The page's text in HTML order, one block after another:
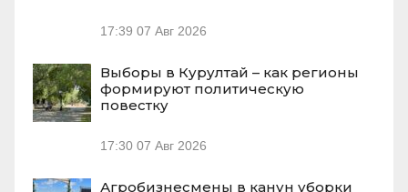
17:39 07 Авг 2026
Выборы в Курултай – как регионы
формируют политическую
повестку
17:30 07 Авг 2026
Агробизнесмены в канун уборки